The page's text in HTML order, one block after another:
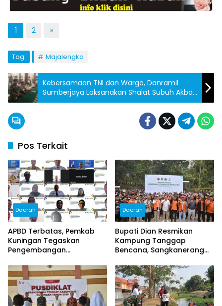
1 2 »
Tag: Majalengka
Kebersamaan TNI dan Warga, Danramil
Sumberjaya Laksanakan Shalat Subuh Akbar
di Masjid Jami Al-Ishlah Desa Trajaya
Pos Terkait
Daerah
APBD Terbatas, Pemkab
Kuningan Tegaskan
Pengembangan
Terhenti
Daerah
Bupati Dian Resmikan
Kampung Tanggap
Bencana, Sangkanerang
Hadapi Bencana